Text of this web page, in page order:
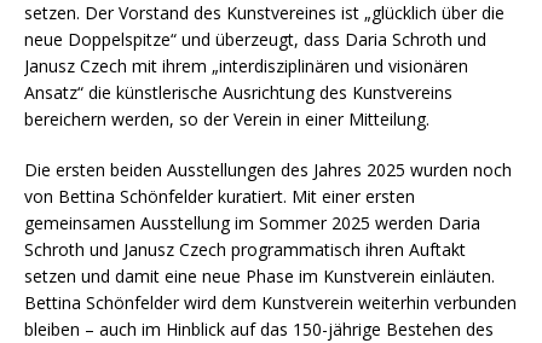
setzen. Der Vorstand des Kunstvereines ist „glücklich über die
neue Doppelspitze“ und überzeugt, dass Daria Schroth und
Janusz Czech mit ihrem „interdisziplinären und visionären
Ansatz“ die künstlerische Ausrichtung des Kunstvereins
bereichern werden, so der Verein in einer Mitteilung.
Die ersten beiden Ausstellungen des Jahres 2025 wurden noch
von Bettina Schönfelder kuratiert. Mit einer ersten
gemeinsamen Ausstellung im Sommer 2025 werden Daria
Schroth und Janusz Czech programmatisch ihren Auftakt
setzen und damit eine neue Phase im Kunstverein einläuten.
Bettina Schönfelder wird dem Kunstverein weiterhin verbunden
bleiben – auch im Hinblick auf das 150-jährige Bestehen des